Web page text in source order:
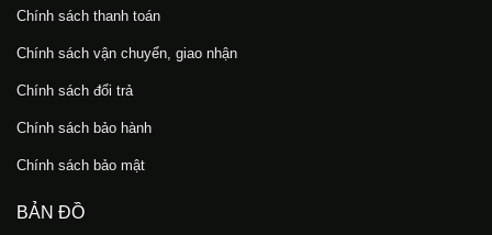
Chính sách thanh toán
Chính sách vận chuyển, giao nhận
Chính sách đổi trả
Chính sách bảo hành
Chính sách bảo mật
BẢN ĐỒ